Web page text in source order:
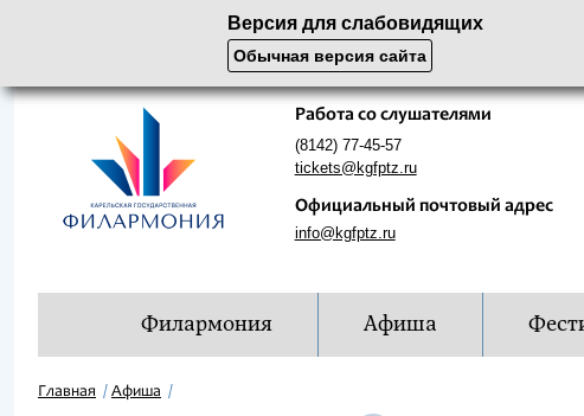
Версия для слабовидящих
Обычная версия сайта
Работа со слушателями
(8142) 77-45-57
tickets@kgfptz.ru
Официальный почтовый адрес
info@kgfptz.ru
Филармония Афиша
Главная Афиша